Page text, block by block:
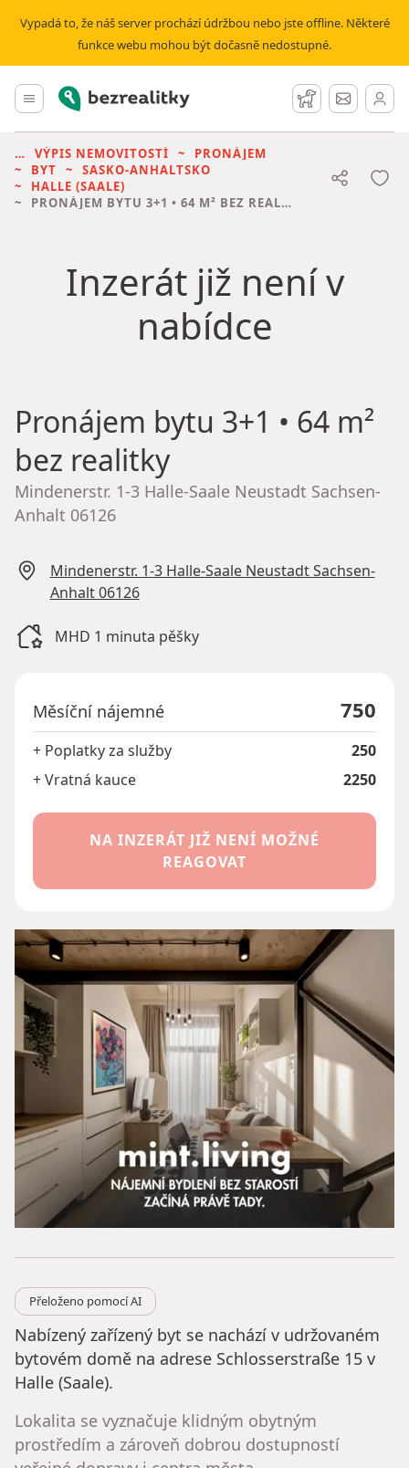
Vypadá to, že náš server prochází údržbou nebo jste offline. Některé
funkce webu mohou být dočasně nedostupné.
Hlavní menu
Bezrealitky Hlídací pes
Zprávy
VÝPIS NEMOVITOSTÍ
PRONÁJEM
BYT
SASKO-ANHALTSKO
HALLE (SAALE)
PRONÁJEM BYTU 3+1 • 64 M² BEZ REALITKY
Inzerát již není v
nabídce
Pronájem bytu 3+1 • 64 m²
bez realitky
Mindenerstr. 1-3 Halle-Saale Neustadt Sachsen-
Anhalt 06126
Mindenerstr. 1-3 Halle-Saale Neustadt Sachsen-
Anhalt 06126
MHD 1 minuta pěšky
Měsíční nájemné 750
+ Poplatky za služby
250
+ Vratná kauce
2250
NA INZERÁT JIŽ NENÍ MOŽNÉ
REAGOVAT
Přeloženo pomocí AI
Nabízený zařízený byt se nachází v udržovaném
bytovém domě na adrese Schlosserstraße 15 v
Halle (Saale).
Lokalita se vyznačuje klidným obytným
prostředím a zároveň dobrou dostupností